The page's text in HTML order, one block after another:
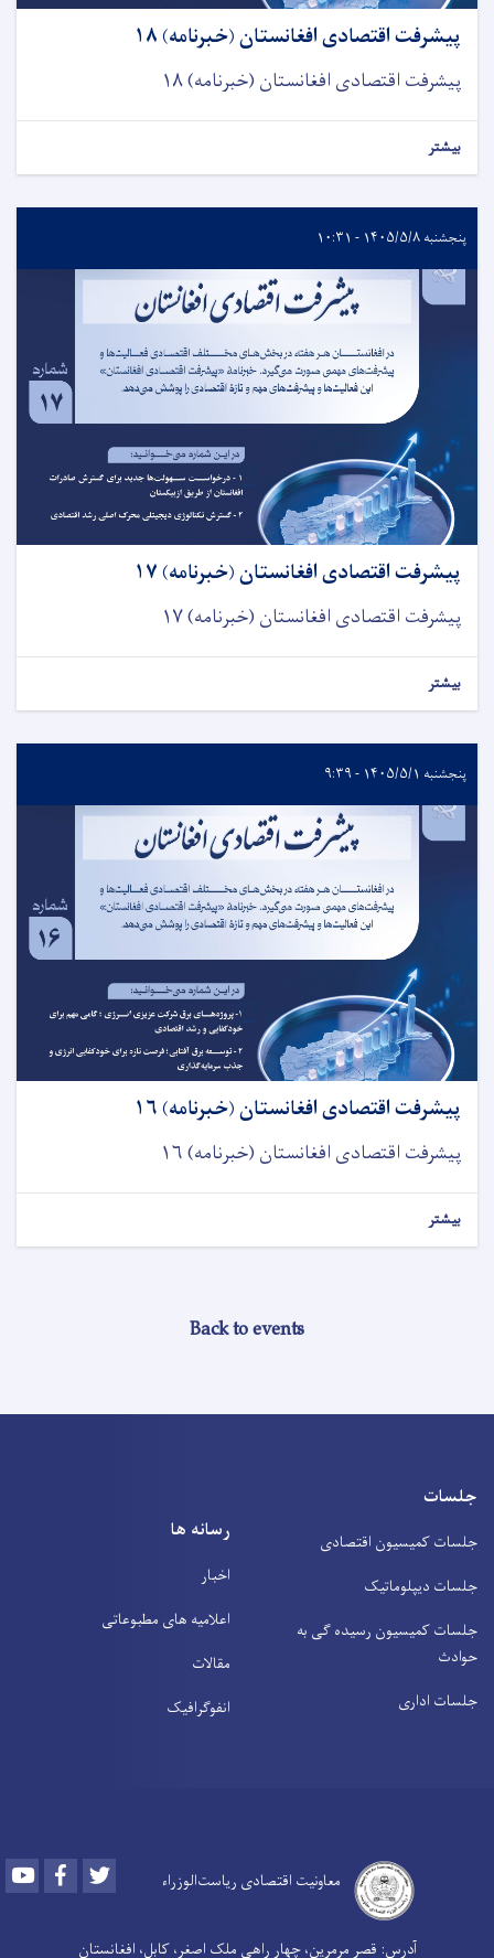
پیشرفت اقتصادی افغانستان (خبرنامه) ۱۸
پیشرفت اقتصادی افغانستان (خبرنامه) ۱۸
بیشتر
پنجشنبه ۱۴۰۵/۵/۸ - ۱۰:۳۱
پیشرفت اقتصادی افغانستان (خبرنامه) ۱۷
پیشرفت اقتصادی افغانستان (خبرنامه) ۱۷
بیشتر
پنجشنبه ۱۴۰۵/۵/۱ - ۹:۳۹
پیشرفت اقتصادی افغانستان (خبرنامه) ۱۶
پیشرفت اقتصادی افغانستان (خبرنامه) ۱۶
بیشتر
Back to events
جلسات
جلسات کمیسیون اقتصادی
جلسات دیپلوماتیک
جلسات کمیسیون رسیده ګی به
حوادث
جلسات اداری
رسانه ها
اخبار
اعلامیه های مطبوعاتی
مقالات
انفوګرافیک
معاونیت اقتصادی ریاست‌الوزراء Youtube Facebook
آدرس: قصر مرمرین، چهار راهی ملک اصغر، کابل، افغانستان